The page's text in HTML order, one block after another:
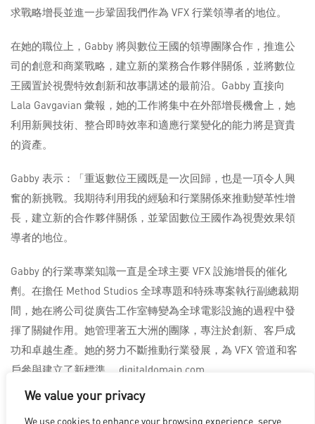
We value your privacy
We use cookies to enhance your browsing experience, serve
求戰略增長並進一步鞏固我們作為 VFX 行業領導者的地位。
在她的職位上，Gabby 將與數位王國的領導團隊合作，推進公
司的創意和商業戰略，建立新的業務合作夥伴關係，並將數位
王國置於視覺特效創新和故事講述的最前沿。Gabby 直接向
Lala Gavgavian 彙報，她的工作將集中在外部增長機會上，她
利用新興技術、整合即時效率和適應行業變化的能力將是寶貴
的資產。
Gabby 表示：「重返數位王國既是一次回歸，也是一項令人興
奮的新挑戰。我期待利用我的經驗和行業關係來推動變革性增
長，建立新的合作夥伴關係，並鞏固數位王國作為視覺效果領
導者的地位。
Gabby 的行業專業知識一直是全球主要 VFX 設施增長的催化
劑。在擔任 Method Studios 全球專題和特殊專案執行副總裁期
間，她在將公司從廣告工作室轉變為全球電影設施的過程中發
揮了關鍵作用。她管理著五大洲的團隊，專注於創新、客戶成
功和卓越生產。她的努力不斷推動行業發展，為 VFX 管道和客
戶參與建立了新標準。 digitaldomain.com